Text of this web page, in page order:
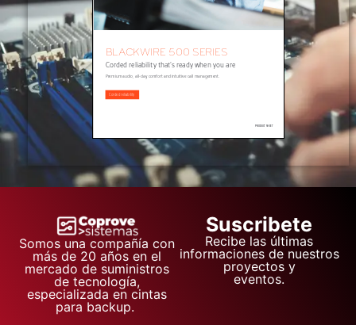
Somos una compañía con
más de 20 años en el
mercado de suministros
de tecnología,
especializada en cintas
para backup.
Suscribete
Recibe las últimas
informaciones de nuestros
proyectos y
eventos.